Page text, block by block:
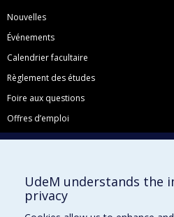
Nouvelles
Événements
Calendrier facultaire
Règlement des études
Foire aux questions
Offres d’emploi
Facebook
LinkedIn
YouTube
UdeM understands the
privacy